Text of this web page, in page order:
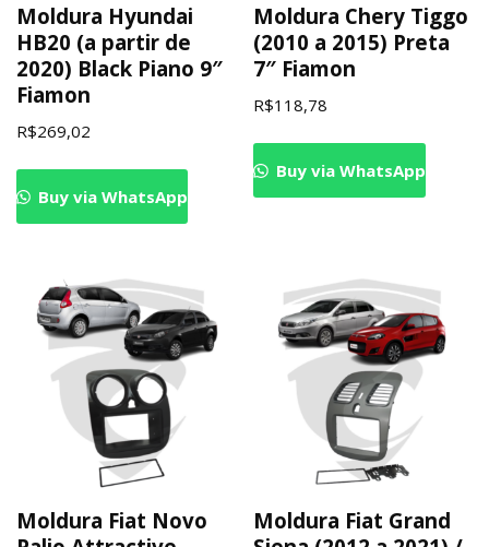
Moldura Hyundai
HB20 (a partir de
2020) Black Piano 9″
Fiamon
R$269,02
Buy via WhatsApp
Moldura Chery Tiggo
(2010 a 2015) Preta
7″ Fiamon
R$118,78
Buy via WhatsApp
Moldura Fiat Novo
Moldura Fiat Grand